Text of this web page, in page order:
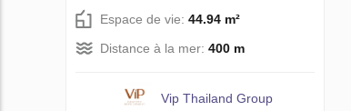
Espace de vie: 44.94 m²
Distance à la mer: 400 m
Vip Thailand Group